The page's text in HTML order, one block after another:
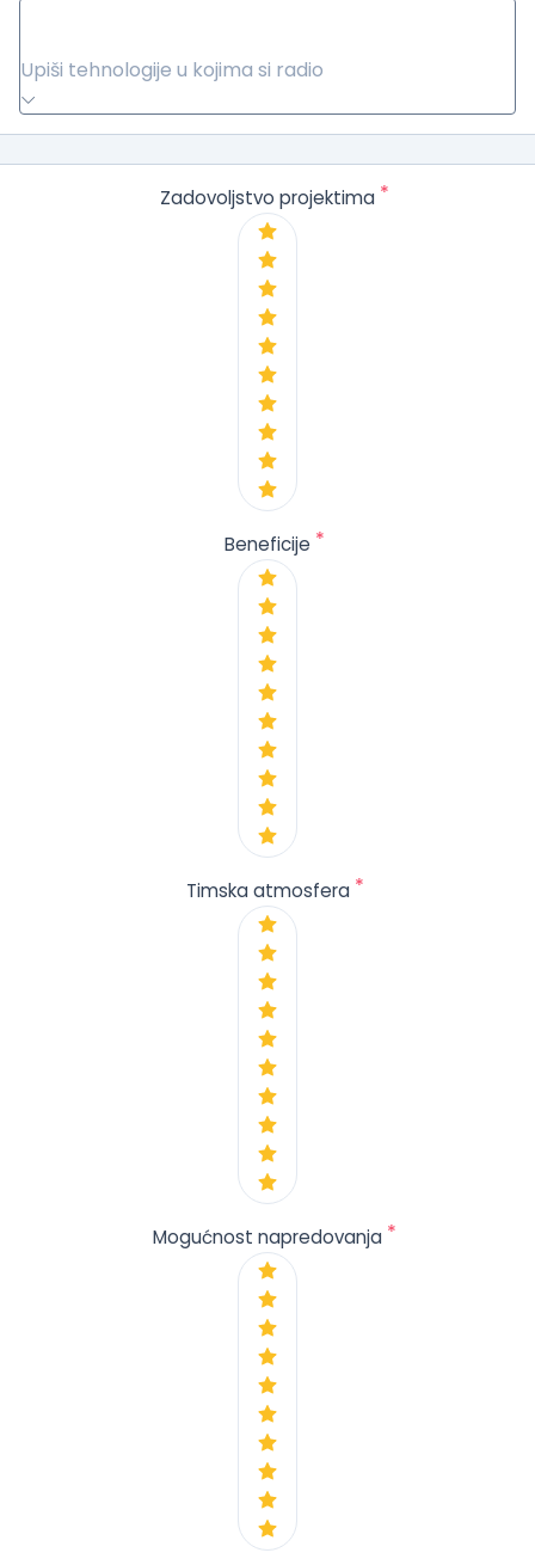
Upiši tehnologije u kojima si radio
Zadovoljstvo projektima *
Beneficije *
Timska atmosfera *
Mogućnost napredovanja *